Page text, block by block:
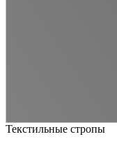
Текстильные стропы